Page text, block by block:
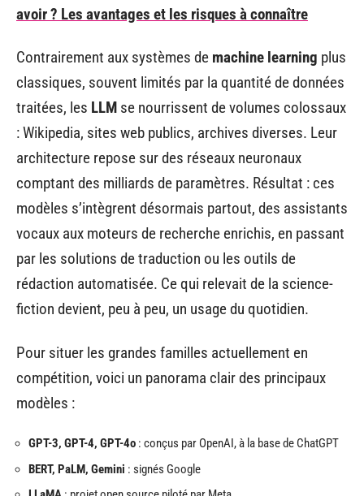
avoir ? Les avantages et les risques à connaître
Contrairement aux systèmes de machine learning plus
classiques, souvent limités par la quantité de données
traitées, les LLM se nourrissent de volumes colossaux
: Wikipedia, sites web publics, archives diverses. Leur
architecture repose sur des réseaux neuronaux
comptant des milliards de paramètres. Résultat : ces
modèles s’intègrent désormais partout, des assistants
vocaux aux moteurs de recherche enrichis, en passant
par les solutions de traduction ou les outils de
rédaction automatisée. Ce qui relevait de la science-
fiction devient, peu à peu, un usage du quotidien.
Pour situer les grandes familles actuellement en
compétition, voici un panorama clair des principaux
modèles :
GPT-3, GPT-4, GPT-4o : conçus par OpenAI, à la base de ChatGPT
BERT, PaLM, Gemini : signés Google